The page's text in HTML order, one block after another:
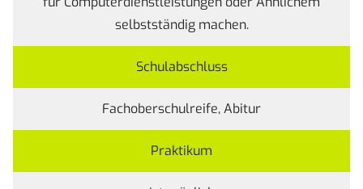
selbstständig machen.
Schulabschluss
Fachoberschulreife, Abitur
Praktikum